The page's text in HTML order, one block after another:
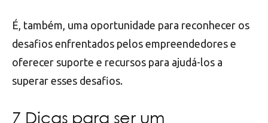
É, também, uma oportunidade para reconhecer os
desafios enfrentados pelos empreendedores e
oferecer suporte e recursos para ajudá-los a
superar esses desafios.
7 Dicas para ser um